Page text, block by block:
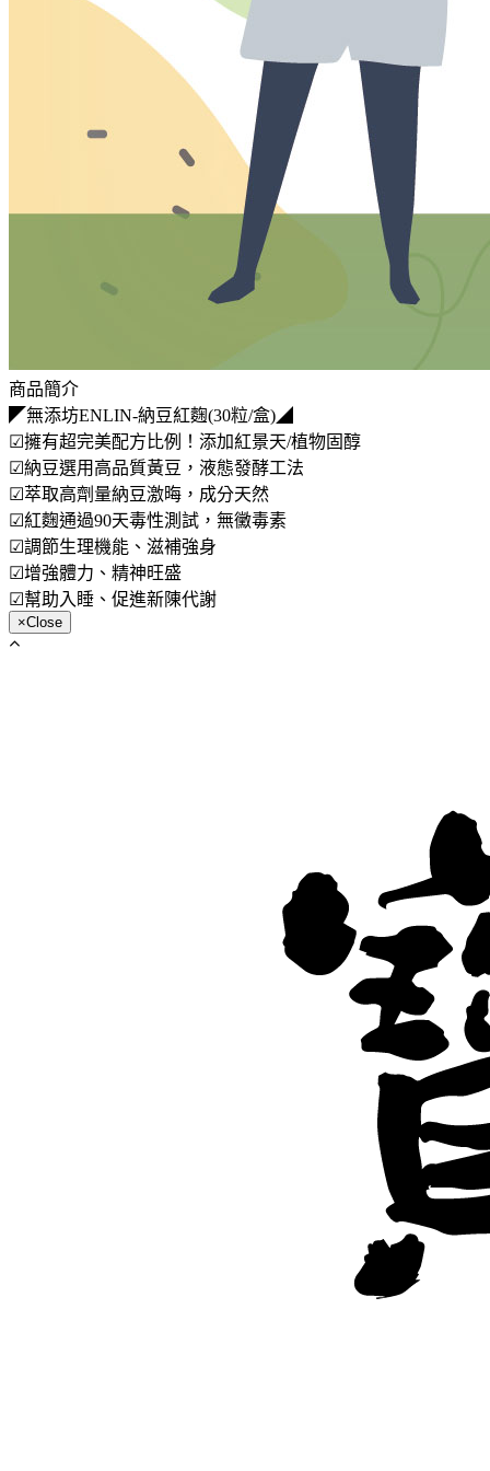
商品簡介
◤無添坊ENLIN-納豆紅麴(30粒/盒)◢
☑擁有超完美配方比例！添加紅景天/植物固醇
☑納豆選用高品質黃豆，液態發酵工法
☑萃取高劑量納豆激晦，成分天然
☑紅麴通過90天毒性測試，無黴毒素
☑調節生理機能、滋補強身
☑增強體力、精神旺盛
☑幫助入睡、促進新陳代謝
×Close